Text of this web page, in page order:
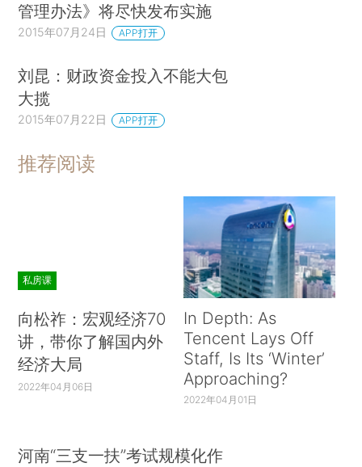
管理办法》将尽快发布实施
2015年07月24日 APP打开
刘昆：财政资金投入不能大包
大揽
2015年07月22日 APP打开
推荐阅读
私房课
向松祚：宏观经济70
讲，带你了解国内外
经济大局
2022年04月06日
In Depth: As
Tencent Lays Off
Staff, Is Its ‘Winter’
Approaching?
2022年04月01日
河南“三支一扶”考试规模化作